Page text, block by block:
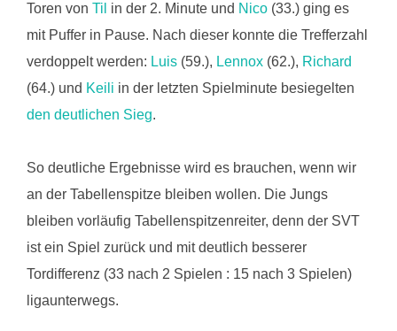
Toren von Til in der 2. Minute und Nico (33.) ging es
mit Puffer in Pause. Nach dieser konnte die Trefferzahl
verdoppelt werden: Luis (59.), Lennox (62.), Richard
(64.) und Keili in der letzten Spielminute besiegelten
den deutlichen Sieg.
So deutliche Ergebnisse wird es brauchen, wenn wir
an der Tabellenspitze bleiben wollen. Die Jungs
bleiben vorläufig Tabellenspitzenreiter, denn der SVT
ist ein Spiel zurück und mit deutlich besserer
Tordifferenz (33 nach 2 Spielen : 15 nach 3 Spielen)
ligaunterwegs.